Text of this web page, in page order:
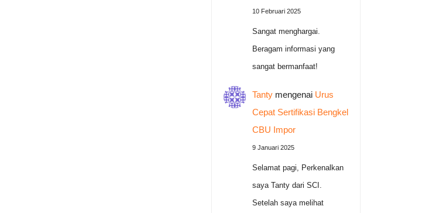
10 Februari 2025
Sangat menghargai.
Beragam informasi yang
sangat bermanfaat!
Tantymengenai Urus
Cepat Sertifikasi Bengkel
CBU Impor
9 Januari 2025
Selamat pagi, Perkenalkan
saya Tanty dari SCI.
Setelah saya melihat